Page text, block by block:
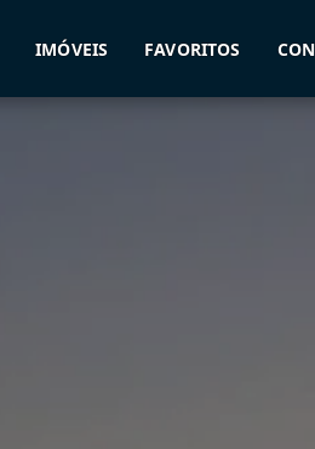
IMÓVEIS FAVORITOS